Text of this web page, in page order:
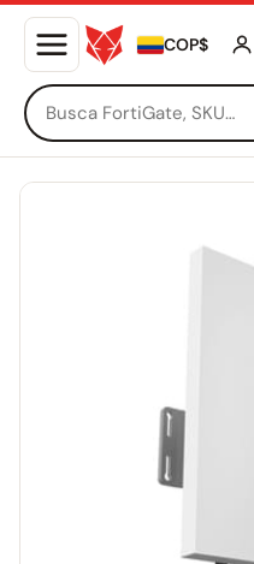
COP$